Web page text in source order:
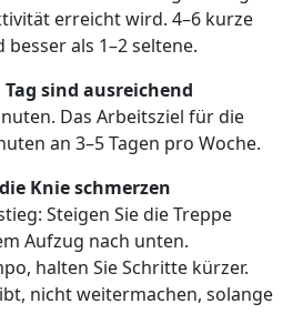
erreicht wird. 4–6 kurze
als 1–2 seltene.
sind ausreichend
Das Arbeitsziel für die
an 3–5 Tagen pro Woche.
Knie schmerzen
Steigen Sie die Treppe
Aufzug nach unten.
halten Sie Schritte kürzer.
nicht weitermachen, solange